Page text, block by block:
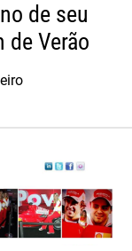
de seu
de Verão